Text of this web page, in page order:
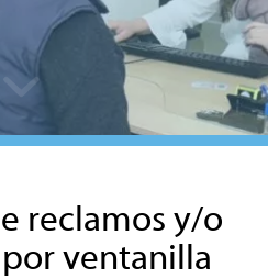
reclamos y/o
ventanilla